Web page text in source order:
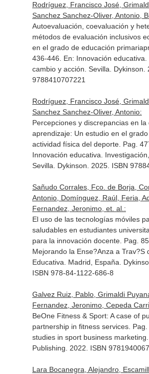
Rodríguez, Francisco José,
Sanchez Sanchez-Oliver, Antonio,
Autoevaluación, coevaluación y
métodos de evaluación inclusivos
en el grado de educación
436-446. En: Innovación educativa.
cambio y acción . Sevilla. Dykinson.
9788410707221
Rodríguez, Francisco José,
Sanchez Sanchez-Oliver, Antonio:
Percepciones y discrepancias en la
aprendizaje: Un estudio en el
actividad física del deporte. Pag.
Innovación educativa.
Sevilla. Dykinson. 2025. ISBN
Sañudo Corrales, Fco. de Borja,
Antonio, Domínguez, Raúl, Feria,
Fernandez, Jeronimo, et. al.:
El uso de las tecnologías móviles
saludables en estudiantes
para la innovación docente. Pag.
Mejorando la Ense?Anza a Trav?S
Educativa . Madrid, España.
ISBN 978-84-1122-686-8
Galvez Ruiz, Pablo, Grimaldi
Fernandez, Jeronimo, Cepeda
BeOne Fitness & Sport: A case of
partnership in fitness services. Pag.
studies in sport business marketing
Publishing. 2022. ISBN
Lara Bocanegra, Alejandro,